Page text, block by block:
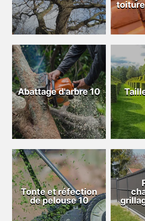
Abattage d'arbre 10
Tonte et réfection
de pelouse 10